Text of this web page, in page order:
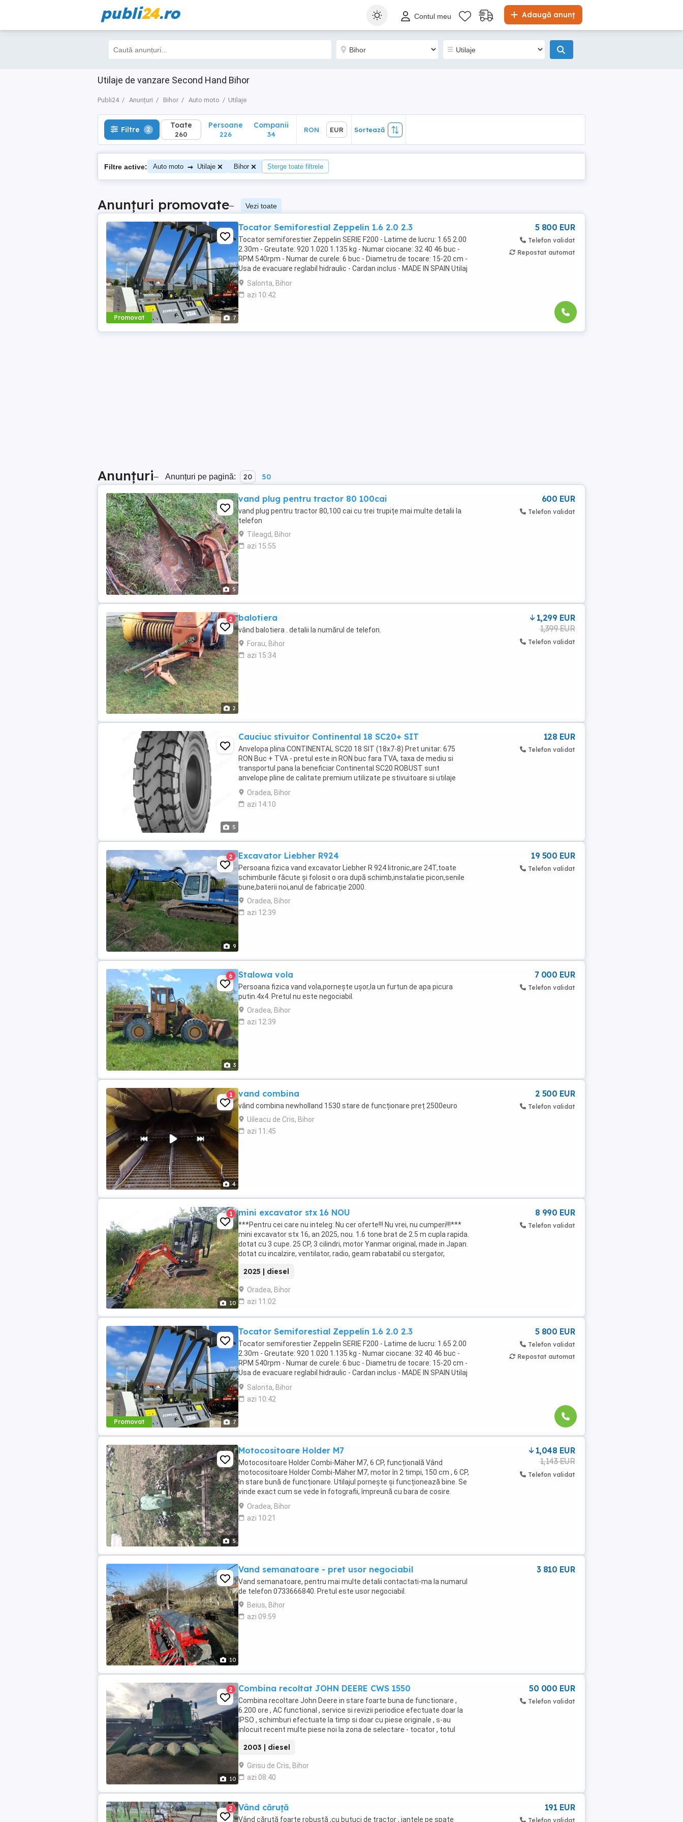
publi24.ro Adaugă anunț
Contul meu
Utilaje de vanzare Second Hand Bihor
Publi24 Anunțuri Bihor Auto moto Utilaje
Filtre 2 Toate
260
Sortează
Filtre 2 Toate
260
Persoane
226
Companii
34
RON EUR Sortează
Filtre active: Auto moto → Utilaje Bihor Șterge toate filtrele
Anunțuri promovate– Vezi toate
Promovat 7
Tocator Semiforestial Zeppelin 1.6 2.0 2.3
Tocator semiforestier Zeppelin SERIE F200 - Latime de lucru: 1.65 2.00
2.30m - Greutate: 920 1.020 1.135 kg - Numar ciocane: 32 40 46 buc -
RPM 540rpm - Numar de curele: 6 buc - Diametru de tocare: 15-20 cm -
Usa de evacuare reglabil hidraulic - Cardan inclus - MADE IN SPAIN Utilaj
forestier pentru ...
Salonta, Bihor
azi 10:42
5 800 EUR
Telefon validat
Repostat automat
Anunțuri– Anunțuri pe pagină: 20 50
5
vand plug pentru tractor 80 100cai
vand plug pentru tractor 80,100 cai cu trei trupițe mai multe detalii la
telefon
Tileagd, Bihor
azi 15:55
600 EUR
Telefon validat
2
2 balotiera
vând balotiera . detalii la numărul de telefon.
Forau, Bihor
azi 15:34
1,299 EUR
1,399 EUR
Telefon validat
5
Cauciuc stivuitor Continental 18 SC20+ SIT
Anvelopa plina CONTINENTAL SC20 18 SIT (18x7-8) Pret unitar: 675
RON Buc + TVA - pretul este in RON buc fara TVA, taxa de mediu si
transportul pana la beneficiar Continental SC20 ROBUST sunt
anvelope pline de calitate premium utilizate pe stivuitoare si utilaje
industriale. Anvelope pline cu recomandare ...
Oradea, Bihor
azi 14:10
128 EUR
Telefon validat
9
2 Excavator Liebher R924
Persoana fizica vand excavator Liebher R 924 litronic,are 24T,toate
schimburile făcute și folosit o ora după schimb,instalatie picon,senile
bune,baterii noi,anul de fabricație 2000.
Oradea, Bihor
azi 12:39
19 500 EUR
Telefon validat
3
6 Stalowa vola
Persoana fizica vand vola,pornește ușor,la un furtun de apa picura
putin.4x4. Pretul nu este negociabil.
Oradea, Bihor
azi 12:39
7 000 EUR
Telefon validat
4
1 vand combina
vând combina newholland 1530 stare de funcționare preț 2500euro
Uileacu de Cris, Bihor
azi 11:45
2 500 EUR
Telefon validat
10
1 mini excavator stx 16 NOU
***Pentru cei care nu inteleg: Nu cer oferte!!! Nu vrei, nu cumperi!!!***
mini excavator stx 16, an 2025, nou. 1.6 tone brat de 2.5 m cupla rapida.
dotat cu 3 cupe. 25 CP, 3 cilindri, motor Yanmar original, made in Japan.
dotat cu incalzire, ventilator, radio, geam rabatabil cu stergator,
2025 | diesel
Oradea, Bihor
azi 11:02
8 990 EUR
Telefon validat
Promovat 7
Tocator Semiforestial Zeppelin 1.6 2.0 2.3
Tocator semiforestier Zeppelin SERIE F200 - Latime de lucru: 1.65 2.00
2.30m - Greutate: 920 1.020 1.135 kg - Numar ciocane: 32 40 46 buc -
RPM 540rpm - Numar de curele: 6 buc - Diametru de tocare: 15-20 cm -
Usa de evacuare reglabil hidraulic - Cardan inclus - MADE IN SPAIN Utilaj
forestier pentru ...
Salonta, Bihor
azi 10:42
5 800 EUR
Telefon validat
Repostat automat
5
Motocositoare Holder M7
Motocositoare Holder Combi-Mäher M7, 6 CP, funcțională Vând
motocositoare Holder Combi-Mäher M7, motor în 2 timpi, 150 cm , 6 CP,
în stare bună de funcționare. Utilajul pornește și funcționează bine. Se
vinde exact cum se vede în fotografii, împreună cu bara de cosire.
Ideală pentru cosirea ierbii și ...
Oradea, Bihor
azi 10:21
1,048 EUR
1,143 EUR
Telefon validat
10
Vand semanatoare - pret usor negociabil
Vand semanatoare, pentru mai multe detalii contactati-ma la numarul
de telefon 0733666840. Pretul este usor negociabil.
Beius, Bihor
azi 09:59
3 810 EUR
10
2 Combina recoltat JOHN DEERE CWS 1550
Combina recoltare John Deere in stare foarte buna de functionare ,
6.200 ore , AC functional , service si revizii periodice efectuate doar la
IPSO , schimburi efectuate la timp si doar cu piese originale , s-au
inlocuit recent multe piese noi la zona de selectare - tocator , totul
2003 | diesel
Girisu de Cris, Bihor
azi 08:40
50 000 EUR
Telefon validat
2 Vând căruță
Vând căruță foarte robustă ,cu butuci de tractor , jantele pe spate
191 EUR
Telefon validat